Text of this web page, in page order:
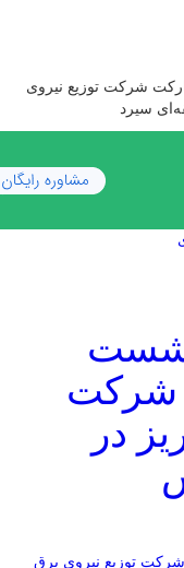
شرکت توزیع نیروی
سیرد
شرکت
در